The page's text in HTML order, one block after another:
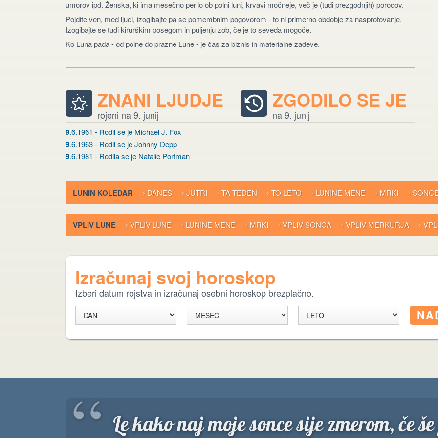
umorov ipd. Ženska, ki ima mesečno perilo ob polni luni, krvavi močneje, več je (tudi prezgodnjih) porodov.
Pojdite ven, med ljudi, izogibajte pa se pomembnim pogovorom - to ni primerno obdobje za nasprotovanje.
Izogibajte se tudi kirurškim posegom in puljenju zob, če je to seveda mogoče.
Ko Luna pada - od polne do prazne Lune - je čas za biznis in materialne zadeve.
ZNANI LJUDJE
rojeni na 9. junij
9.6.1961 - Rodil se je Michael J. Fox
9.6.1963 - Rodil se je Johnny Depp
9.6.1981 - Rodila se je Natalie Portman
ZGODILO SE JE
na 9. junij
LUNIN KOLEDAR › DANES › JUTRI › TA TEDEN › TO LETO › LUNINE MENE › MRKI ›
VPLIV LUNE › VPLIV LUNE › LUNINE MENE › MRKI › VPLIV SONCA › VPLIV MERKURJA ›
Izračunaj svoj horoskop
Izberi datum rojstva in izračunaj osebni horoskop brezplačno.
Le kako naj moje sonce sije zmerom, če